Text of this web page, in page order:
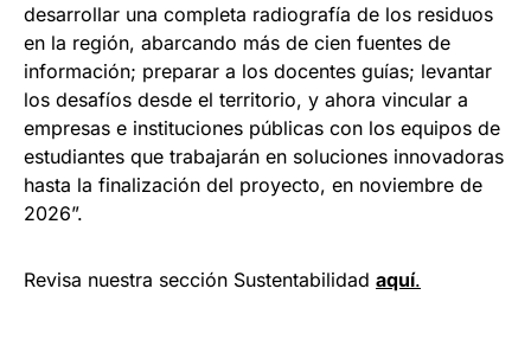
desarrollar una completa radiografía de los residuos
en la región, abarcando más de cien fuentes de
información; preparar a los docentes guías; levantar
los desafíos desde el territorio, y ahora vincular a
empresas e instituciones públicas con los equipos de
estudiantes que trabajarán en soluciones innovadoras
hasta la finalización del proyecto, en noviembre de
2026”.
Revisa nuestra sección Sustentabilidad aquí.